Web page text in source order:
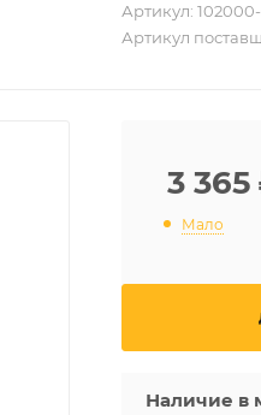
Артикул:
Артикул
3 365
Мало
Наличие в